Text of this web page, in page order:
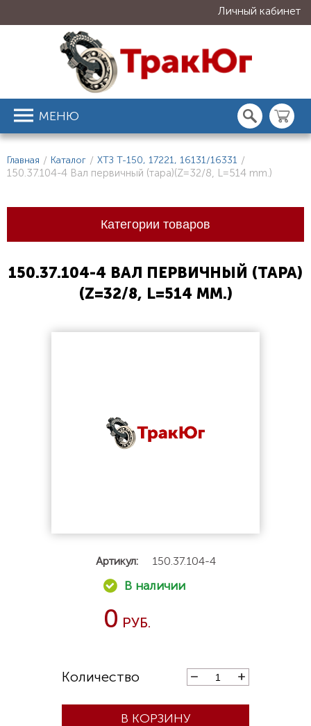
Личный кабинет
МЕНЮ
Главная / Каталог / ХТЗ Т-150, 17221, 16131/16331 /
150.37.104-4 Вал первичный (тара)(Z=32/8, L=514 mm.)
Категории товаров
150.37.104-4 ВАЛ ПЕРВИЧНЫЙ (ТАРА)
(Z=32/8, L=514 MM.)
Артикул: 150.37.104-4
0
В КОРЗИНУ